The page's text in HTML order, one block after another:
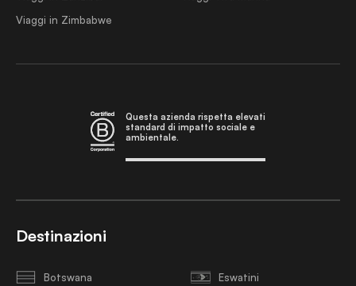
Viaggi in Zimbabwe
Questa azienda rispetta elevati
standard di impatto sociale e
ambientale.
Destinazioni
Botswana Eswatini